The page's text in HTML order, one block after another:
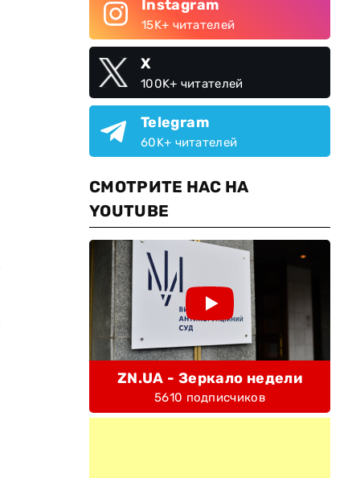
Instagram
15K+ читателей
X
100K+ читателей
Telegram
60K+ читателей
СМОТРИТЕ НАС НА
YOUTUBE
ZN.UA - Зеркало недели
5610 подписчиков